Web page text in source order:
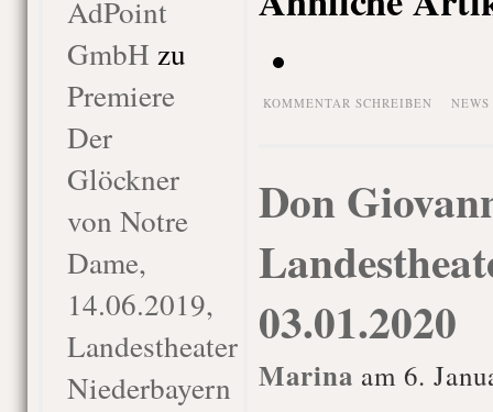
AdPoint
GmbH zu
Premiere
Der
Glöckner
von Notre
Dame,
14.06.2019,
Landestheater
Niederbayern
KOMMENTAR SCHREIBEN NEWS
Don
03.01.2020
Marina am 6.